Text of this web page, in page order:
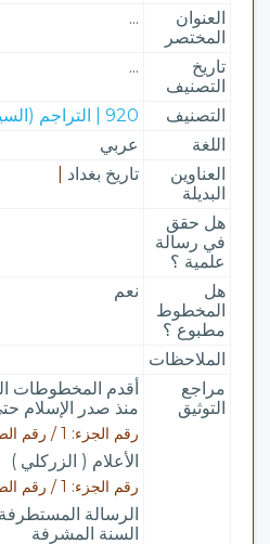
العنوان
المختصر
...
تاريخ
التصنيف
...
التصنيف
920 | التراجم (السير الذاتية)
اللغة
عربي
العناوين
البديلة
تاريخ بغداد
هل حقق
في رسالة
علمية ؟
هل
المخطوط
مطبوع ؟
نعم
الملاحظات
مراجع
التوثيق
أقدم المخطوطات
منذ صدر الإسلام حتى
رقم الجزء: 1 / رقم الصفحة: 99
الأعلام ( الزركلي )
رقم الجزء: 1 / رقم الصفحة: 172
الرسالة
السنة المشرفة